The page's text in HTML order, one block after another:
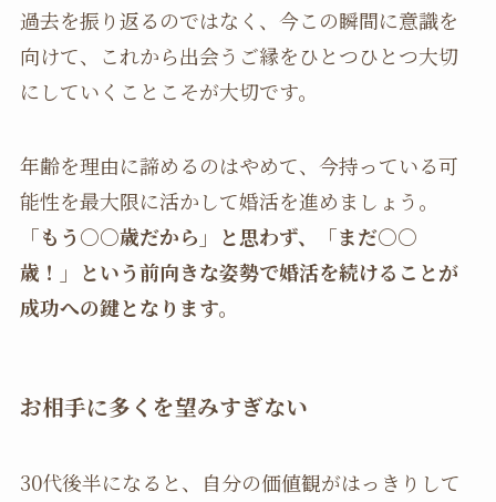
過去を振り返るのではなく、今この瞬間に意識を
向けて、これから出会うご縁をひとつひとつ大切
にしていくことこそが大切です。
年齢を理由に諦めるのはやめて、今持っている可
能性を最大限に活かして婚活を進めましょう。
「もう○○歳だから」と思わず、「まだ○○
歳！」という前向きな姿勢で婚活を続けることが
成功への鍵となります。
お相手に多くを望みすぎない
30代後半になると、自分の価値観がはっきりして